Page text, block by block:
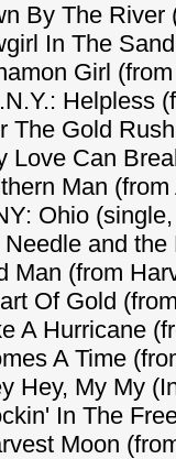
By The River
In The
Girl
Helpless
The Gold
Love Can
Man
Ohio
Needle and
Man (from
Of Gold
A Hurricane
A Time
Hey, My My
In The
Moon